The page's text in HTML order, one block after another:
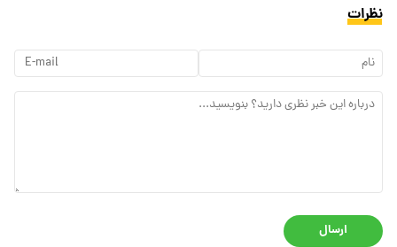
نظرات
ارسال